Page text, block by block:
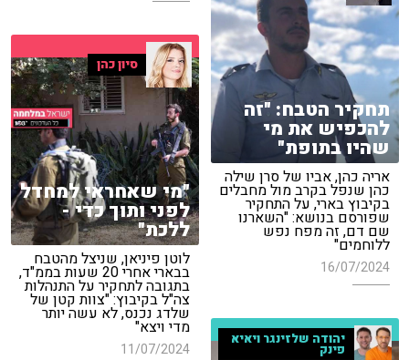
תחקיר הטבח: "זה
להכפיש את מי
שהיו בתופת"
אריה כהן, אביו של סרן שילה
כהן שנפל בקרב מול מחבלים
בקיבוץ בארי, על התחקיר
שפורסם בנושא: "השארנו
שם דם, זה מפח נפש
ללוחמים"
16/07/2024
סיון כהן
"מי שאחראי למחדל
לפני ותוך כדי -
ללכת"
לוטן פיניאן, שניצל מהטבח
בבארי אחרי 20 שעות בממ"ד,
בתגובה לתחקיר על התנהלות
צה"ל בקיבוץ: "צוות קטן של
שלדג נכנס, לא עשה יותר
מדי ויצא"
11/07/2024
יהודה שלזינגר ויאיא
פינק